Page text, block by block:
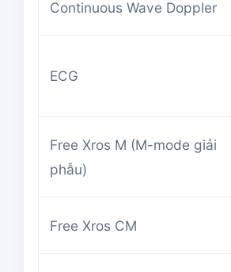
Continuous Wave Doppler
ECG
Free Xros M (M-mode giải
phẫu)
Free Xros CM